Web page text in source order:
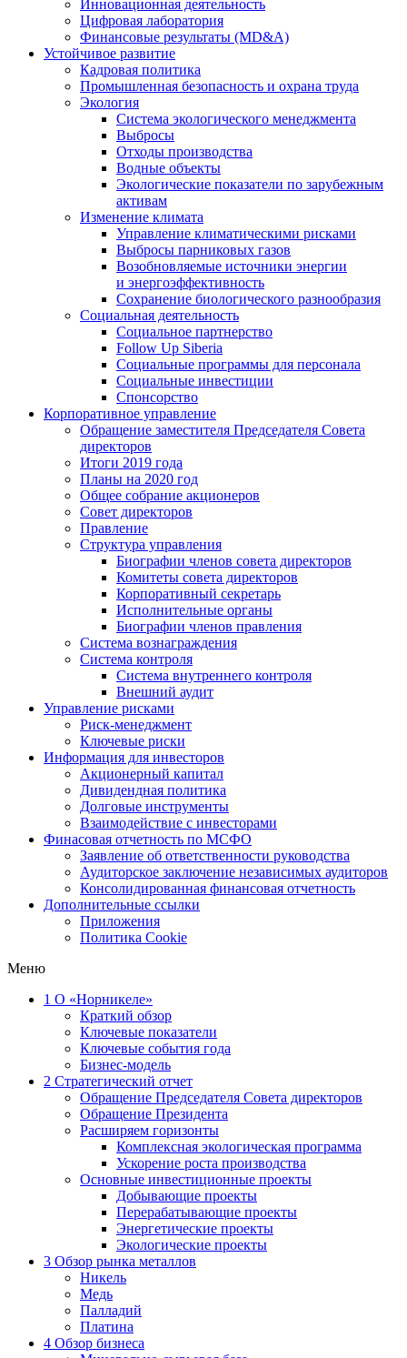
Инновационная деятельность
Цифровая лаборатория
Финансовые результаты (MD&A)
Устойчивое развитие
Кадровая политика
Промышленная безопасность и охрана труда
Экология
Система экологического менеджмента
Выбросы
Отходы производства
Водные объекты
Экологические показатели по зарубежным
активам
Изменение климата
Управление климатическими рисками
Выбросы парниковых газов
Возобновляемые источники энергии
и энергоэффективность
Сохранение биологического разнообразия
Социальная деятельность
Социальное партнерство
Follow Up Siberia
Социальные программы для персонала
Социальные инвестиции
Спонсорство
Корпоративное управление
Обращение заместителя Председателя Совета
директоров
Итоги 2019 года
Планы на 2020 год
Общее собрание акционеров
Совет директоров
Правление
Структура управления
Биографии членов совета директоров
Комитеты совета директоров
Корпоративный секретарь
Исполнительные органы
Биографии членов правления
Система вознаграждения
Система контроля
Система внутреннего контроля
Внешний аудит
Управление рисками
Риск-менеджмент
Ключевые риски
Информация для инвесторов
Акционерный капитал
Дивидендная политика
Долговые инструменты
Взаимодействие с инвеcторами
Финасовая отчетность по МСФО
Заявление об ответственности руководства
Аудиторское заключение независимых аудиторов
Консолидированная финансовая отчетность
Дополнительные ссылки
Приложения
Политика Cookie
Меню
1 О «Норникеле»
Краткий обзор
Ключевые показатели
Ключевые события года
Бизнес-модель
2 Стратегический отчет
Обращение Председателя Совета директоров
Обращение Президента
Расширяем горизонты
Комплексная экологическая программа
Ускорение роста производства
Основные инвестиционные проекты
Добывающие проекты
Перерабатывающие проекты
Энергетические проекты
Экологические проекты
3 Обзор рынка металлов
Никель
Медь
Палладий
Платина
4 Обзор бизнеса